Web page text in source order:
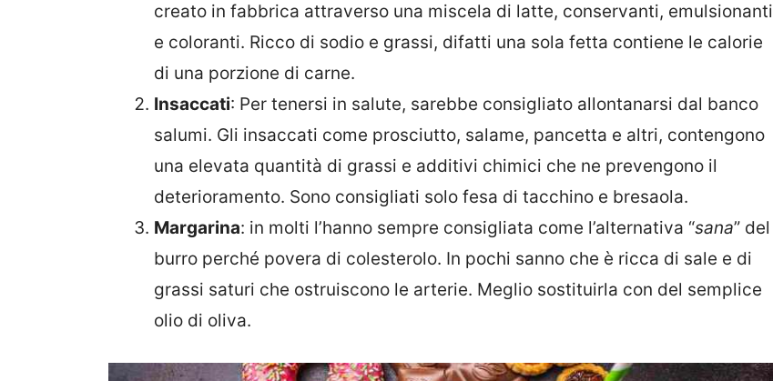
creato in fabbrica attraverso una miscela di latte, conservanti, emulsionanti
e coloranti. Ricco di sodio e grassi, difatti una sola fetta contiene le calorie
di una porzione di carne.
Insaccati: Per tenersi in salute, sarebbe consigliato allontanarsi dal banco
salumi. Gli insaccati come prosciutto, salame, pancetta e altri, contengono
una elevata quantità di grassi e additivi chimici che ne prevengono il
deterioramento. Sono consigliati solo fesa di tacchino e bresaola.
Margarina: in molti l’hanno sempre consigliata come l’alternativa “sana” del
burro perché povera di colesterolo. In pochi sanno che è ricca di sale e di
grassi saturi che ostruiscono le arterie. Meglio sostituirla con del semplice
olio di oliva.